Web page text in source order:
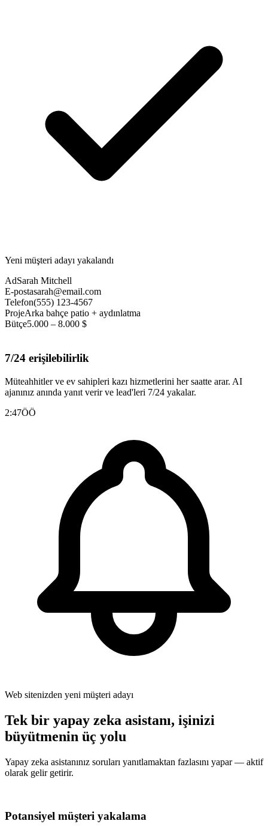
Yeni müşteri adayı yakalandı
AdSarah Mitchell
E-postasarah@email.com
Telefon(555) 123-4567
ProjeArka bahçe patio + aydınlatma
Bütçe5.000 – 8.000 $
7/24 erişilebilirlik
Müteahhitler ve ev sahipleri kazı hizmetlerini her saatte arar. AI
ajanınız anında yanıt verir ve lead'leri 7/24 yakalar.
2:47ÖÖ
Web sitenizden yeni müşteri adayı
Tek bir yapay zeka asistanı, işinizi
büyütmenin üç yolu
Yapay zeka asistanınız soruları yanıtlamaktan fazlasını yapar — aktif
olarak gelir getirir.
Potansiyel müşteri yakalama